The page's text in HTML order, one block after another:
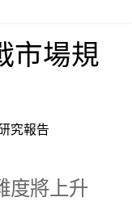
市場規
究報告
度將上升